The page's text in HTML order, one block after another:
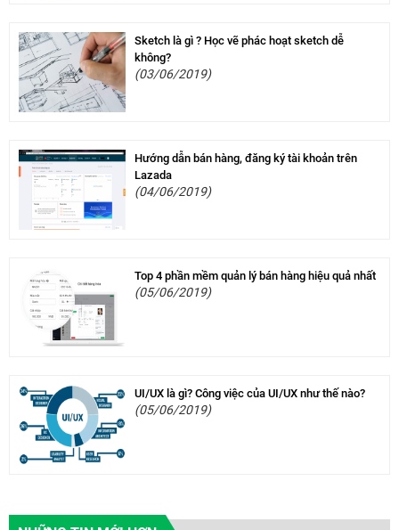
Sketch là gì ? Học vẽ phác hoạt sketch dễ
không?
(03/06/2019)
Hướng dẫn bán hàng, đăng ký tài khoản trên
Lazada
(04/06/2019)
Top 4 phần mềm quản lý bán hàng hiệu quả nhất
(05/06/2019)
UI/UX là gì? Công việc của UI/UX như thế nào?
(05/06/2019)